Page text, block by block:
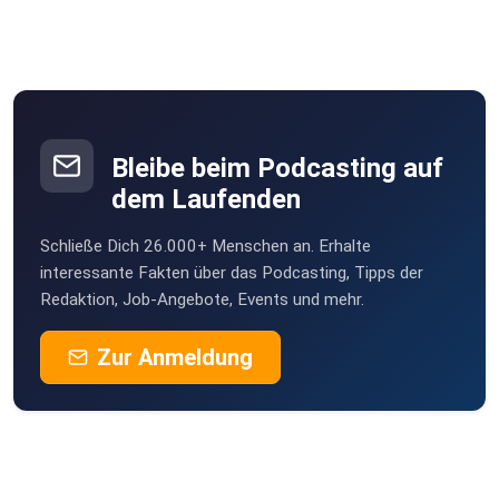
Bleibe beim Podcasting auf
dem Laufenden
Schließe Dich 26.000+ Menschen an. Erhalte
interessante Fakten über das Podcasting, Tipps der
Redaktion, Job-Angebote, Events und mehr.
Zur Anmeldung